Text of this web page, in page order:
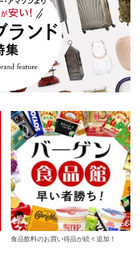
食品飲料のお買い得品が続々追加！